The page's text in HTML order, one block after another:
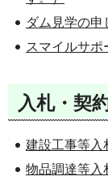
ダム見学の申
スマイルサポ
入札・契
建設工事等入
物品調達等入